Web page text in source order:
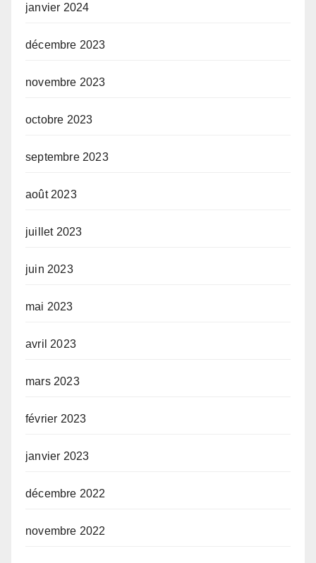
janvier 2024
décembre 2023
novembre 2023
octobre 2023
septembre 2023
août 2023
juillet 2023
juin 2023
mai 2023
avril 2023
mars 2023
février 2023
janvier 2023
décembre 2022
novembre 2022